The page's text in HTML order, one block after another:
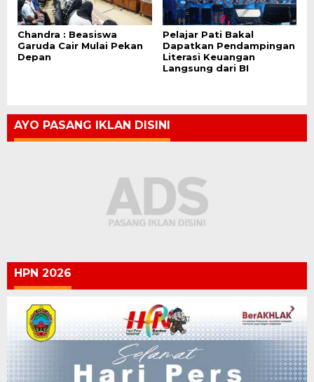
Chandra : Beasiswa
Garuda Cair Mulai Pekan
Depan
Pelajar Pati Bakal
Dapatkan Pendampingan
Literasi Keuangan
Langsung dari BI
AYO PASANG IKLAN DISINI
HPN 2026